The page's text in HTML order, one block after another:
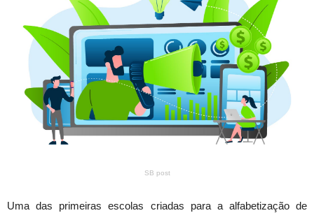
SB post
Uma das primeiras escolas criadas para a alfabetização de